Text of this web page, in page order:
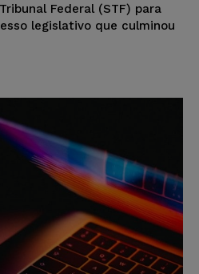
Federal (STF) para
legislativo que culminou